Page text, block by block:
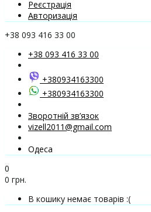
Реєстрація
Авторизація
+38 093 416 33 00
+38 093 416 33 00
+380934163300
+380934163300
Зворотній зв’язок
vizell2011@gmail.com
Одеса
0
0 грн.
В кошику немає товарів :(